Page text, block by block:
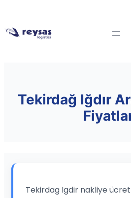
Tekirdağ Iğdır
Tekirdag Igdir nakliye